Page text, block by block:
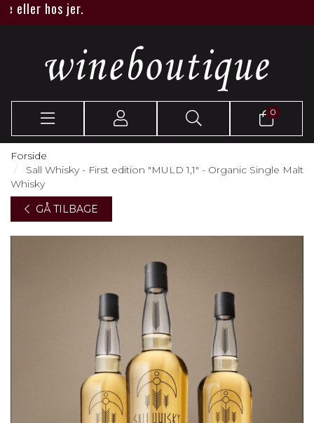
hos jer.
0
Forside
Sall Whisky - First edition "MULD 1,1" - Organic Single Malt
Whisky
GÅ TILBAGE